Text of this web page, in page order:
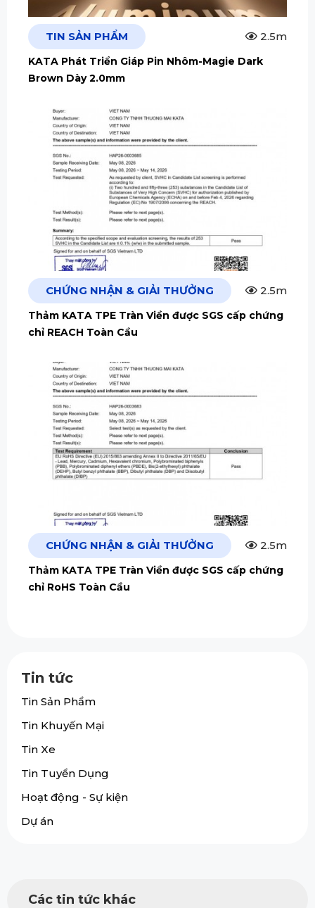
TIN SẢN PHẨM 2.5m
KATA Phát Triển Giáp Pin Nhôm-Magie Dark
Brown Dày 2.0mm
CHỨNG NHẬN & GIẢI THƯỞNG 2.5m
Thảm KATA TPE Tràn Viền được SGS cấp chứng
chỉ REACH Toàn Cầu
CHỨNG NHẬN & GIẢI THƯỞNG 2.5m
Thảm KATA TPE Tràn Viền được SGS cấp chứng
chỉ RoHS Toàn Cầu
Tin tức
Tin Sản Phẩm
Tin Khuyến Mại
Tin Xe
Tin Tuyển Dụng
Hoạt động - Sự kiện
Dự án
Các tin tức khác